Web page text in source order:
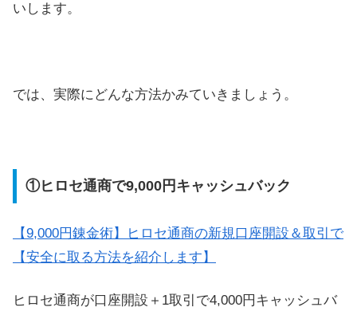
いします。
では、実際にどんな方法かみていきましょう。
①ヒロセ通商で9,000円キャッシュバック
【9,000円錬金術】ヒロセ通商の新規口座開設＆取引で
【安全に取る方法を紹介します】
ヒロセ通商が口座開設＋1取引で4,000円キャッシュバ